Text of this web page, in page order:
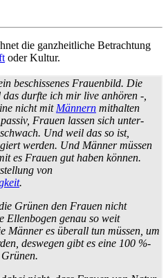
die ganzheitliche Betrachtung
oder Kultur.
beschissenes Frauenbild. Die
durfte ich mir live anhören -,
nicht mit Männern mithalten
Frauen lassen sich unter­
Und weil das so ist,
werden. Und Männer müssen
es Frauen gut haben können.
von
.
Grünen den Frauen nicht
Ellenbogen genau so weit
Männer es überall tun müssen, um
deswegen gibt es eine 100 %-